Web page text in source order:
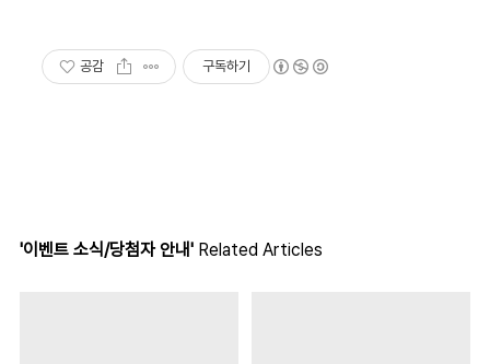
공감 구독하기
'이벤트 소식/당첨자 안내' Related Articles